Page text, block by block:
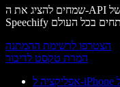
שמחים להציג את ה-API שמביא את הקולות הטבעיים והאהובים של
הצטרפו לרשימת ההמתנה
המרת טקסט לדיבור